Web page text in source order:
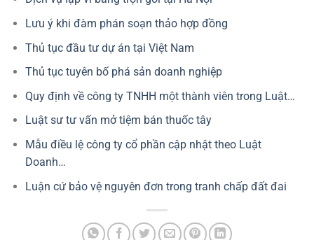
Lưu ý khi đàm phán soạn thảo hợp đồng
Thủ tục đầu tư dự án tại Việt Nam
Thủ tục tuyên bố phá sản doanh nghiệp
Quy định về công ty TNHH một thành viên trong Luật…
Luật sư tư vấn mở tiệm bán thuốc tây
Mẫu điều lệ công ty cổ phần cập nhật theo Luật
Doanh…
Luận cứ bảo vệ nguyên đơn trong tranh chấp đất đai